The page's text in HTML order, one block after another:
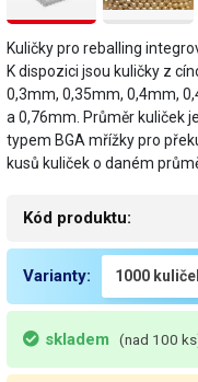
Kuličky pro reballing
K dispozici jsou kuličky z
0,3mm, 0,35mm, 0,4mm,
a 0,76mm. Průměr kuliček
typem BGA mřížky pro
kusů kuliček o daném
Kód produktu:
Varianty:
skladem (nad 100